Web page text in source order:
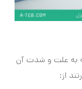
به علت و شدت آن
از: